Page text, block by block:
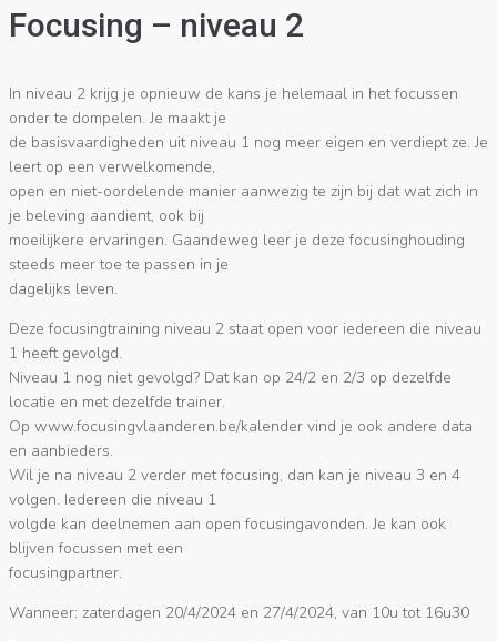
Focusing – niveau 2
In niveau 2 krijg je opnieuw de kans je helemaal in het focussen
onder te dompelen. Je maakt je
de basisvaardigheden uit niveau 1 nog meer eigen en verdiept ze. Je
leert op een verwelkomende,
open en niet-oordelende manier aanwezig te zijn bij dat wat zich in
je beleving aandient, ook bij
moeilijkere ervaringen. Gaandeweg leer je deze focusinghouding
steeds meer toe te passen in je
dagelijks leven.
Deze focusingtraining niveau 2 staat open voor iedereen die niveau
1 heeft gevolgd.
Niveau 1 nog niet gevolgd? Dat kan op 24/2 en 2/3 op dezelfde
locatie en met dezelfde trainer.
Op www.focusingvlaanderen.be/kalender vind je ook andere data
en aanbieders.
Wil je na niveau 2 verder met focusing, dan kan je niveau 3 en 4
volgen. Iedereen die niveau 1
volgde kan deelnemen aan open focusingavonden. Je kan ook
blijven focussen met een
focusingpartner.
Wanneer: zaterdagen 20/4/2024 en 27/4/2024, van 10u tot 16u30